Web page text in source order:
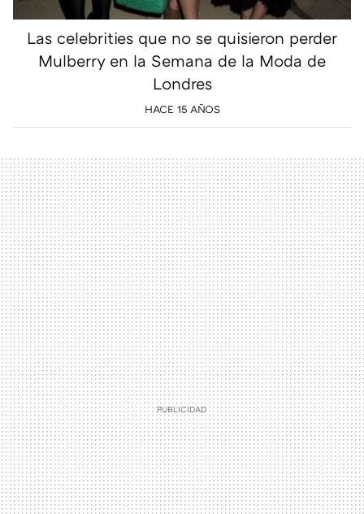
Las celebrities que no se quisieron perder
Mulberry en la Semana de la Moda de
Londres
HACE 15 AÑOS